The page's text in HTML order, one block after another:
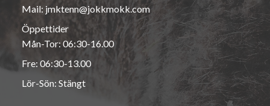
Mail: jmktenn@jokkmokk.com
Öppettider
Mån-Tor: 06:30-16.00
Fre: 06:30-13.00
Lör-Sön: Stängt